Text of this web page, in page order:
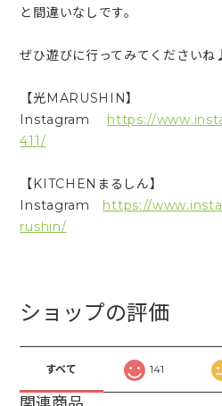
と間違いなしです。
ぜひ遊びに行ってみてくださいね
【光MARUSHIN】
Instagram https://
411/
【KITCHENまるしん】
Instagram https://
rushin/
ショップの評価
すべて 141